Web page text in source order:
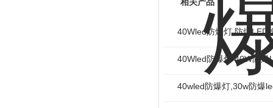
相关产品
40Wled防爆灯 防爆LED
40Wled防爆灯 40W防爆
40wled防爆灯,30w防爆